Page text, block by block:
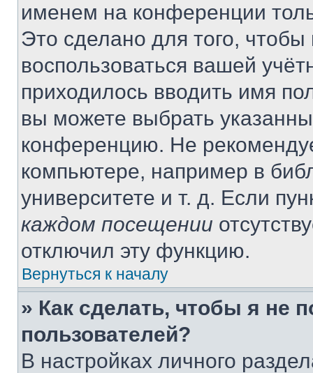
именем на конференции
Это сделано для того, чтобы
воспользоваться вашей
приходилось вводить имя
вы можете выбрать
конференцию. Не
компьютере, например в
университете и т. д. Если
каждом посещении
отключил эту функцию.
Вернуться к началу
» Как сделать, чтобы я не
пользователей?
В настройках личного